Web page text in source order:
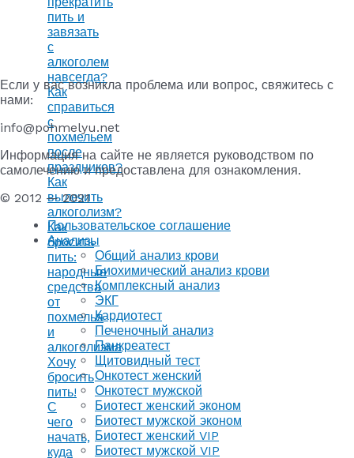
пить и
завязать
с
алкоголем
навсегда?
Как
справиться
с
похмельем
после
праздников?
Как
вылечить
алкоголизм?
Как
бросить
пить:
народные
средства
от
похмелья
и
алкоголизма
Хочу
бросить
пить!
С
чего
начать,
куда
Если у вас возникла проблема или вопрос, свяжитесь с
нами:
info@pohmelyu.net
Информация на сайте не является руководством по
самолечению и предоставлена для ознакомления.
© 2012 — 2021
Пользовательское соглашение
Анализы
Общий анализ крови
Биохимический анализ крови
Комплексный анализ
ЭКГ
Кардиотест
Печеночный анализ
Панкреатест
Щитовидный тест
Онкотест женский
Онкотест мужской
Биотест женский эконом
Биотест мужской эконом
Биотест женский VIP
Биотест мужской VIP